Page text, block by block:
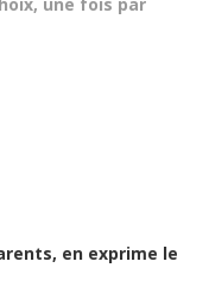
en exprime le